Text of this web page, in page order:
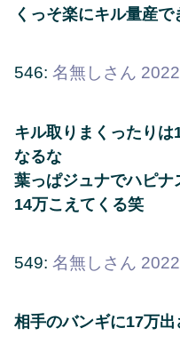
くっそ楽にキル量産で
546: 名無しさん
キル取りまくったりは
なるな
葉っぱジュナでハピ
14万こえてくる笑
549: 名無しさん
相手のバンギに17万